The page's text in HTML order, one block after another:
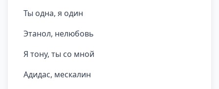
Ты одна, я один
Этанол, нелюбовь
Я тону, ты со мной
Адидас, мескалин